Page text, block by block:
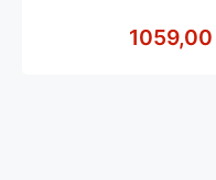
5
1059,00